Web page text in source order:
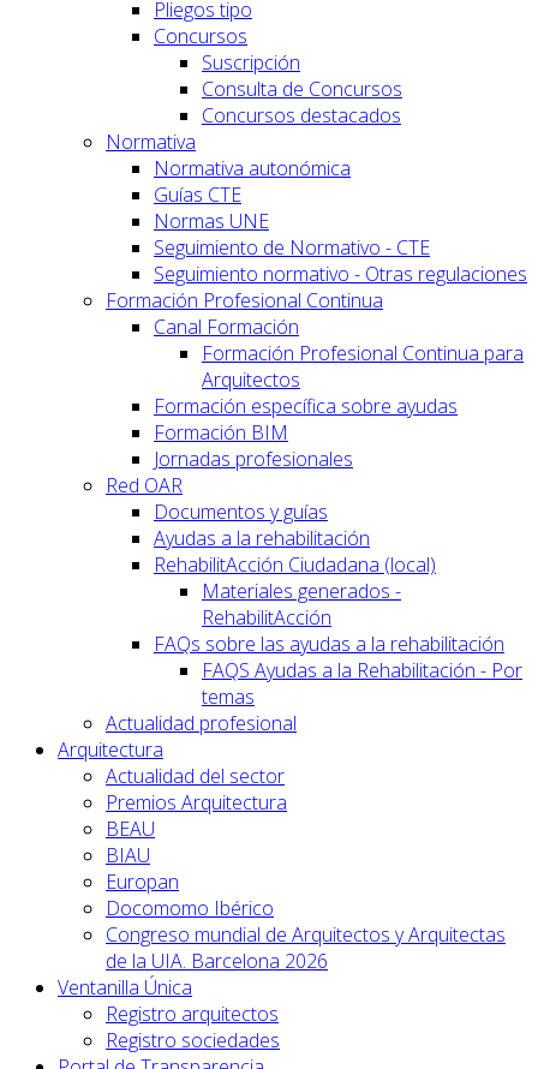
Pliegos tipo
Concursos
Suscripción
Consulta de Concursos
Concursos destacados
Normativa
Normativa autonómica
Guías CTE
Normas UNE
Seguimiento de Normativo - CTE
Seguimiento normativo - Otras regulaciones
Formación Profesional Continua
Canal Formación
Formación Profesional Continua para
Arquitectos
Formación específica sobre ayudas
Formación BIM
Jornadas profesionales
Red OAR
Documentos y guías
Ayudas a la rehabilitación
RehabilitAcción Ciudadana (local)
Materiales generados -
RehabilitAcción
FAQs sobre las ayudas a la rehabilitación
FAQS Ayudas a la Rehabilitación - Por
temas
Actualidad profesional
Arquitectura
Actualidad del sector
Premios Arquitectura
BEAU
BIAU
Europan
Docomomo Ibérico
Congreso mundial de Arquitectos y Arquitectas
de la UIA. Barcelona 2026
Ventanilla Única
Registro arquitectos
Registro sociedades